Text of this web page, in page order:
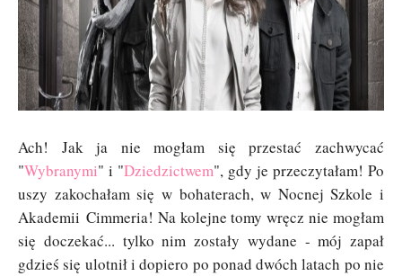
Ach! Jak ja nie mogłam się przestać zachwycać
"Wybranymi" i "Dziedzictwem", gdy je przeczytałam! Po
uszy zakochałam się w bohaterach, w Nocnej Szkole i
Akademii Cimmeria! Na kolejne tomy wręcz nie mogłam
się doczekać... tylko nim zostały wydane - mój zapał
gdzieś się ulotnił i dopiero po ponad dwóch latach po nie